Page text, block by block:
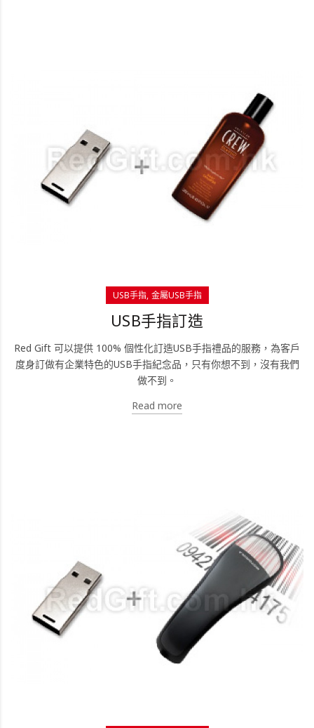
USB手指 金屬USB手指
USB手指訂造
Red Gift 可以提供 100% 個性化訂造USB手指禮品的服務，為客戶
度身訂做有企業特色的USB手指紀念品，只有你想不到，沒有我們
做不到。
Read more